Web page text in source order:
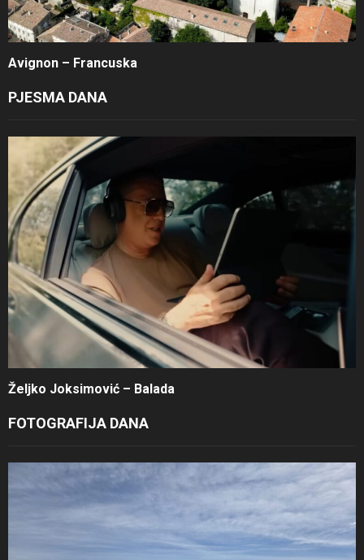
Avignon – Francuska
PJESMA DANA
Željko Joksimović – Balada
FOTOGRAFIJA DANA